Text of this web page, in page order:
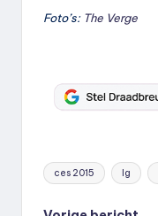
Foto’s: The Verge
Tags:
ces 2015 lg